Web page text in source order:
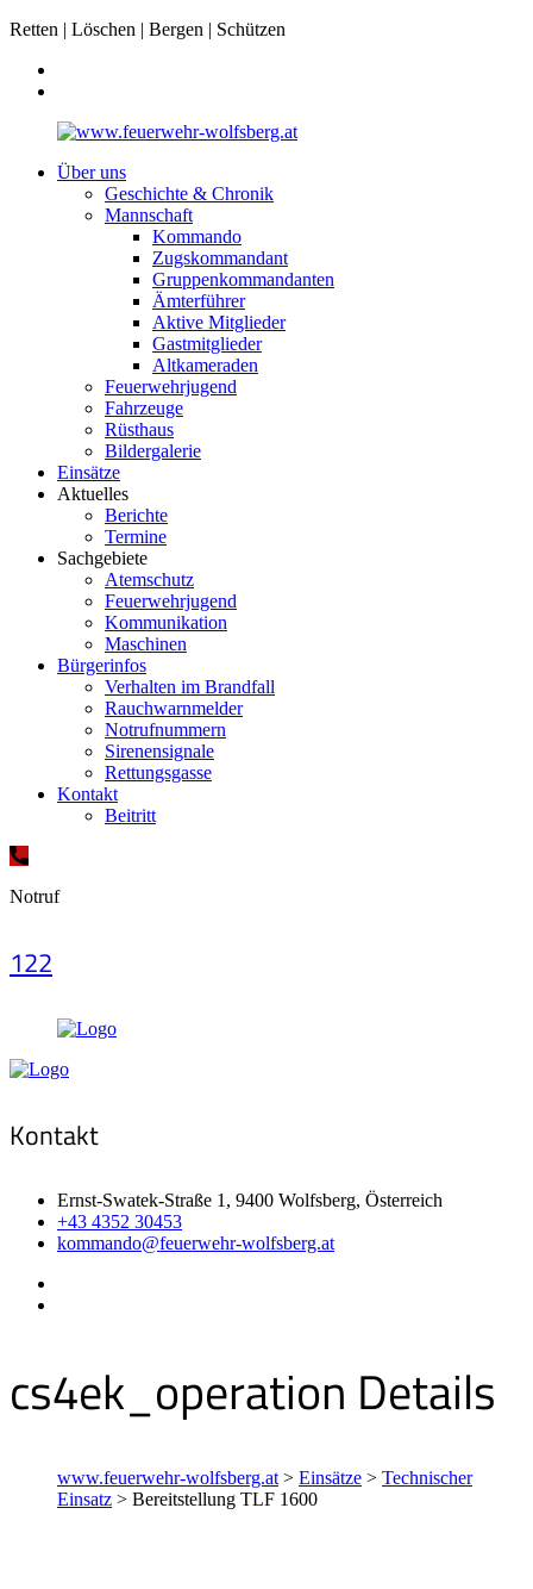
Retten | Löschen | Bergen | Schützen
Über uns
Geschichte & Chronik
Mannschaft
Kommando
Zugskommandant
Gruppenkommandanten
Ämterführer
Aktive Mitglieder
Gastmitglieder
Altkameraden
Feuerwehrjugend
Fahrzeuge
Rüsthaus
Bildergalerie
Einsätze
Aktuelles
Berichte
Termine
Sachgebiete
Atemschutz
Feuerwehrjugend
Kommunikation
Maschinen
Bürgerinfos
Verhalten im Brandfall
Rauchwarnmelder
Notrufnummern
Sirenensignale
Rettungsgasse
Kontakt
Beitritt
Notruf
122
Kontakt
Ernst-Swatek-Straße 1, 9400 Wolfsberg, Österreich
+43 4352 30453
kommando@feuerwehr-wolfsberg.at
cs4ek_operation Details
www.feuerwehr-wolfsberg.at > Einsätze > Technischer
Einsatz > Bereitstellung TLF 1600